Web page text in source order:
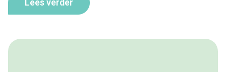
Lees verder